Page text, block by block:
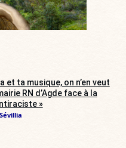
et ta musique, on n’en veut
RN d’Agde face à la
»